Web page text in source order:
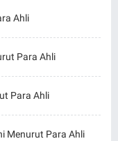
Ahli
Para Ahli
Para Ahli
Menurut Para Ahli